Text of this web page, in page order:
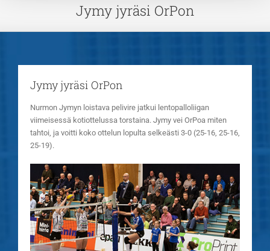
Jymy jyräsi OrPon
Jymy jyräsi OrPon
Nurmon Jymyn loistava pelivire jatkui lentopalloliigan
viimeisessä kotiottelussa torstaina. Jymy vei OrPoa miten
tahtoi, ja voitti koko ottelun lopulta selkeästi 3-0 (25-16, 25-16,
25-19).